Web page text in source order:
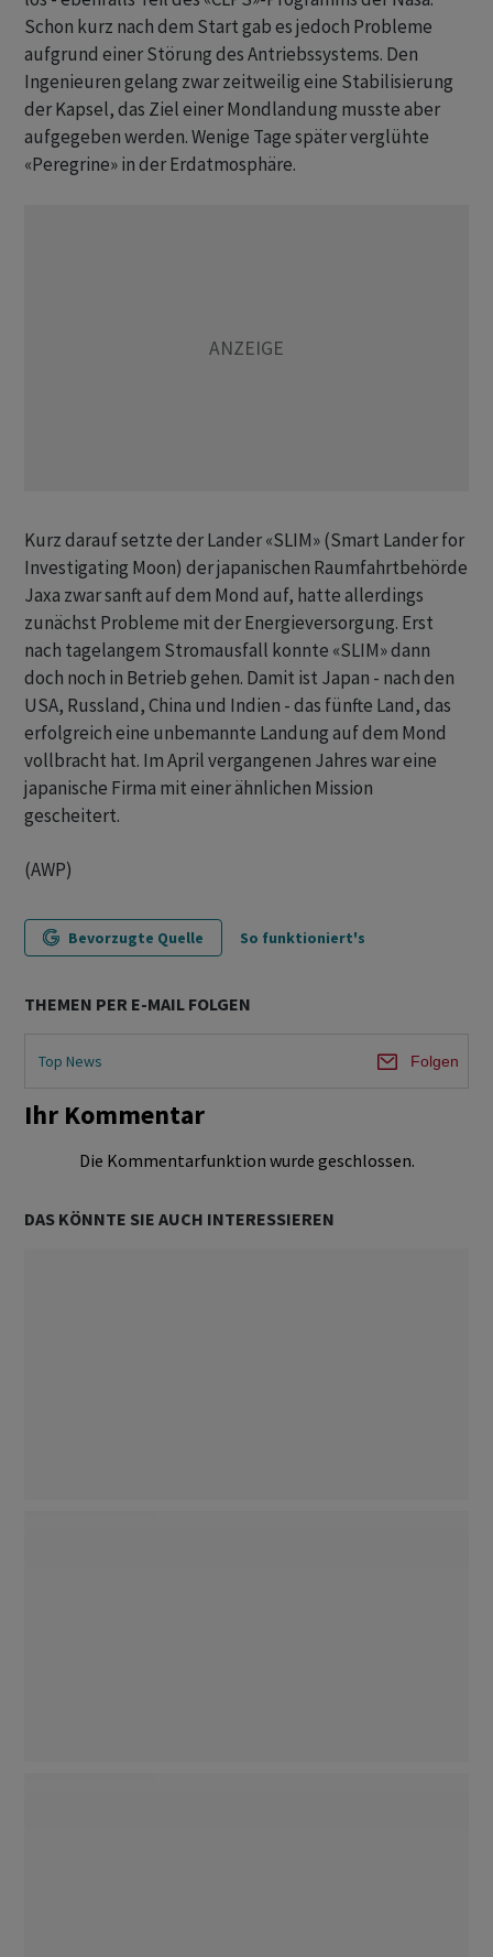
Schon kurz nach dem Start gab es jedoch Probleme
aufgrund einer Störung des Antriebssystems. Den
Ingenieuren gelang zwar zeitweilig eine Stabilisierung
der Kapsel, das Ziel einer Mondlandung musste aber
aufgegeben werden. Wenige Tage später verglühte
«Peregrine» in der Erdatmosphäre.
Kurz darauf setzte der Lander «SLIM» (Smart Lander for
Investigating Moon) der japanischen Raumfahrtbehörde
Jaxa zwar sanft auf dem Mond auf, hatte allerdings
zunächst Probleme mit der Energieversorgung. Erst
nach tagelangem Stromausfall konnte «SLIM» dann
doch noch in Betrieb gehen. Damit ist Japan - nach den
USA, Russland, China und Indien - das fünfte Land, das
erfolgreich eine unbemannte Landung auf dem Mond
vollbracht hat. Im April vergangenen Jahres war eine
japanische Firma mit einer ähnlichen Mission
gescheitert.
(AWP)
Bevorzugte Quelle So funktioniert's
THEMEN PER E-MAIL FOLGEN
Top News Folgen
Ihr Kommentar
Die Kommentarfunktion wurde geschlossen.
DAS KÖNNTE SIE AUCH INTERESSIEREN